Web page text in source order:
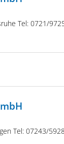
Tel: 0721/
Tel: 07243/